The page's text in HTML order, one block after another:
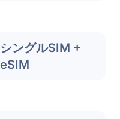
シングルSIM +
eSIM